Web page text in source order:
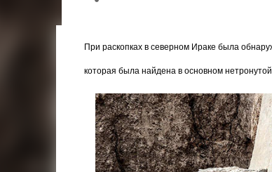
Бумажные скульптуры
дата:октября 14, 2022
При раскопках в северном Ираке была
которая была найдена в основном